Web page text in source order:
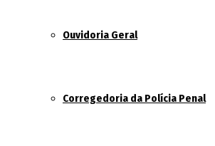
Ouvidoria Geral
Corregedoria da Polícia Penal